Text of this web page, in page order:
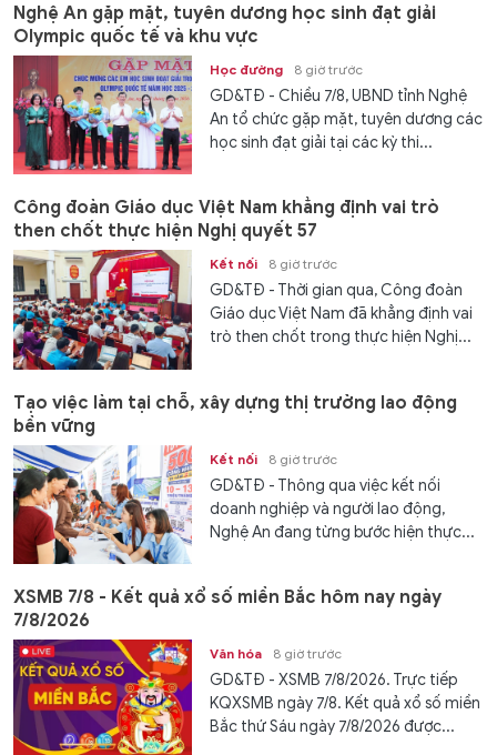
Nghệ An gặp mặt, tuyên dương học sinh đạt giải
Olympic quốc tế và khu vực
Học đường 8 giờ trước
GD&TĐ - Chiều 7/8, UBND tỉnh Nghệ
An tổ chức gặp mặt, tuyên dương các
học sinh đạt giải tại các kỳ thi...
Công đoàn Giáo dục Việt Nam khẳng định vai trò
then chốt thực hiện Nghị quyết 57
Kết nối 8 giờ trước
GD&TĐ - Thời gian qua, Công đoàn
Giáo dục Việt Nam đã khẳng định vai
trò then chốt trong thực hiện Nghị...
Tạo việc làm tại chỗ, xây dựng thị trường lao động
bền vững
Kết nối 8 giờ trước
GD&TĐ - Thông qua việc kết nối
doanh nghiệp và người lao động,
Nghệ An đang từng bước hiện thực...
XSMB 7/8 - Kết quả xổ số miền Bắc hôm nay ngày
7/8/2026
Văn hóa 8 giờ trước
GD&TĐ - XSMB 7/8/2026. Trực tiếp
KQXSMB ngày 7/8. Kết quả xổ số miền
Bắc thứ Sáu ngày 7/8/2026 được...